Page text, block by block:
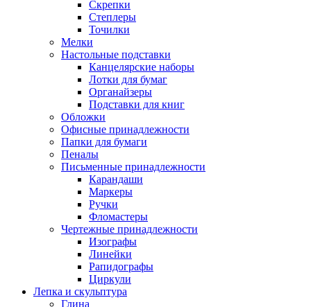
Скрепки
Степлеры
Точилки
Мелки
Настольные подставки
Канцелярские наборы
Лотки для бумаг
Органайзеры
Подставки для книг
Обложки
Офисные принадлежности
Папки для бумаги
Пеналы
Письменные принадлежности
Карандаши
Маркеры
Ручки
Фломастеры
Чертежные принадлежности
Изографы
Линейки
Рапидографы
Циркули
Лепка и скульптура
Глина